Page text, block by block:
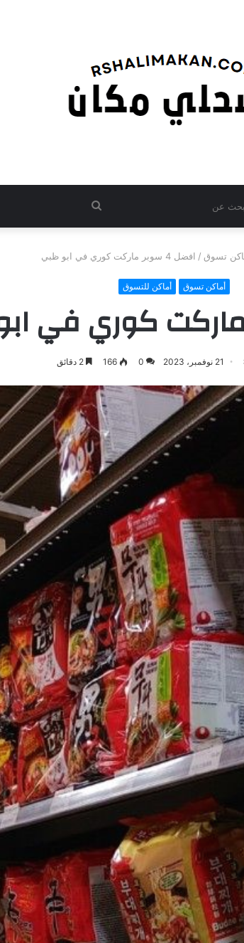
بحث
تسوق / افضل 4 سوبر ماركت كوري في ابو ظبي
أماكن تسوق أماكن للتسوق
21 نوفمبر، 2023 0
166